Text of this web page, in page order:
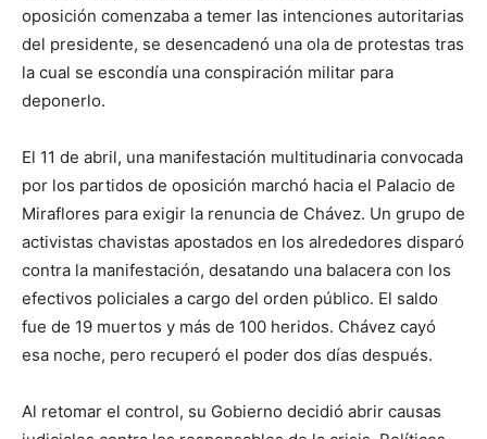
oposición comenzaba a temer las intenciones autoritarias
del presidente, se desencadenó una ola de protestas tras
la cual se escondía una conspiración militar para
deponerlo.
El 11 de abril, una manifestación multitudinaria convocada
por los partidos de oposición marchó hacia el Palacio de
Miraflores para exigir la renuncia de Chávez. Un grupo de
activistas chavistas apostados en los alrededores disparó
contra la manifestación, desatando una balacera con los
efectivos policiales a cargo del orden público. El saldo
fue de 19 muertos y más de 100 heridos. Chávez cayó
esa noche, pero recuperó el poder dos días después.
Al retomar el control, su Gobierno decidió abrir causas